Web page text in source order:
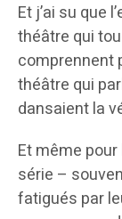
Et j’ai su que
théâtre qui
comprennent
théâtre qui
dansaient la
Et même
série –
fatigués par